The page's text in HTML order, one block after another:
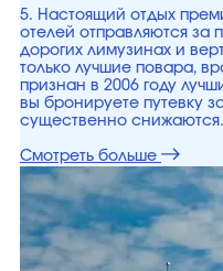
5. Настоящий отдых
отелей отправляются за
дорогих лимузинах и
только лучшие повара,
признан в 2006 году
вы бронируете путевку
существенно снижаются.
Смотреть больше